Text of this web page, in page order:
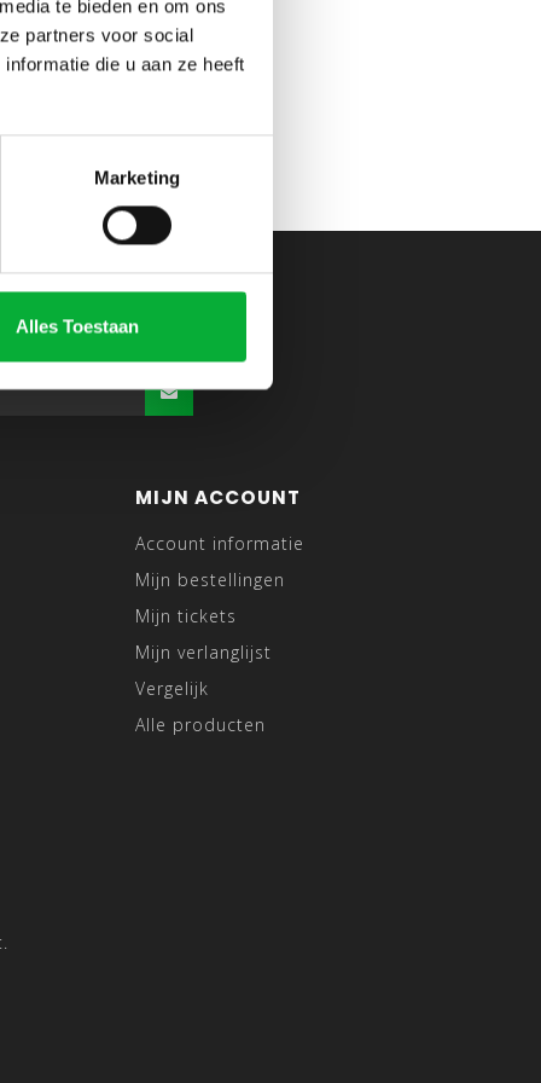
te bieden en om ons
partners voor social
die u aan ze heeft
Marketing
Alles Toestaan
MIJN ACCOUNT
Account informatie
Mijn bestellingen
Mijn tickets
Mijn verlanglijst
Vergelijk
Alle producten